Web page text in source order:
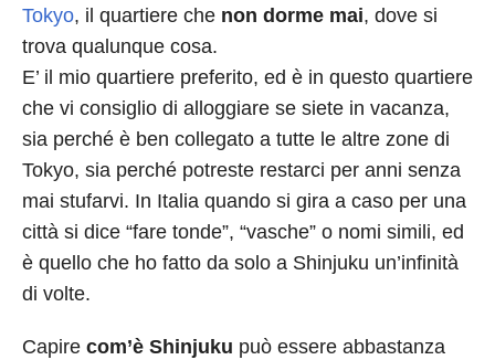
Tokyo, il quartiere che non dorme mai, dove si
trova qualunque cosa.
E’ il mio quartiere preferito, ed è in questo quartiere
che vi consiglio di alloggiare se siete in vacanza,
sia perché è ben collegato a tutte le altre zone di
Tokyo, sia perché potreste restarci per anni senza
mai stufarvi. In Italia quando si gira a caso per una
città si dice “fare tonde”, “vasche” o nomi simili, ed
è quello che ho fatto da solo a Shinjuku un’infinità
di volte.
Capire com’è Shinjuku può essere abbastanza